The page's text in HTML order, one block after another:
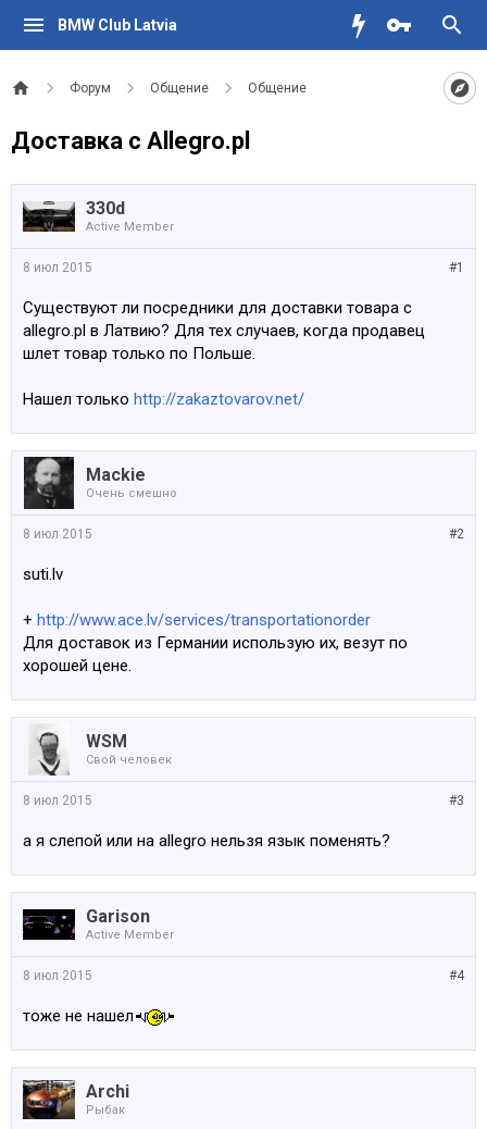
BMW Club Latvia
Форум Общение Общение
Доставка с Allegro.pl
330d
Active Member
#1
8 июл 2015
Существуют ли посредники для доставки товара с
allegro.pl в Латвию? Для тех случаев, когда продавец
шлет товар только по Польше.
Нашел только http://zakaztovarov.net/
Mackie
Очень смешно
#2
8 июл 2015
suti.lv
+ http://www.ace.lv/services/transportationorder
Для доставок из Германии использую их, везут по
хорошей цене.
WSM
Свой человек
#3
8 июл 2015
а я слепой или на allegro нельзя язык поменять?
Garison
Active Member
#4
8 июл 2015
тоже не нашел
Archi
Рыбак